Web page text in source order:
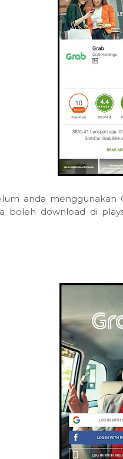
anda
boleh download di